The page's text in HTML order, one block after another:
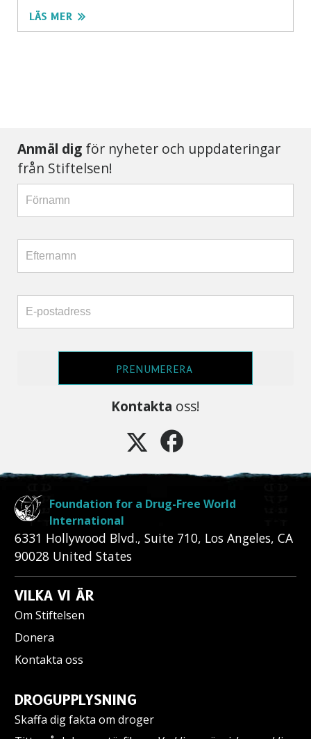
LÄS MER
Anmäl dig för nyheter och uppdateringar
från Stiftelsen!
PRENUMERERA
Kontakta oss!
Foundation for a Drug-Free World
International
6331 Hollywood Blvd., Suite 710, Los Angeles, CA
90028 United States
VILKA VI ÄR
Om Stiftelsen
Donera
Kontakta oss
DROGUPPLYSNING
Skaffa dig fakta om droger